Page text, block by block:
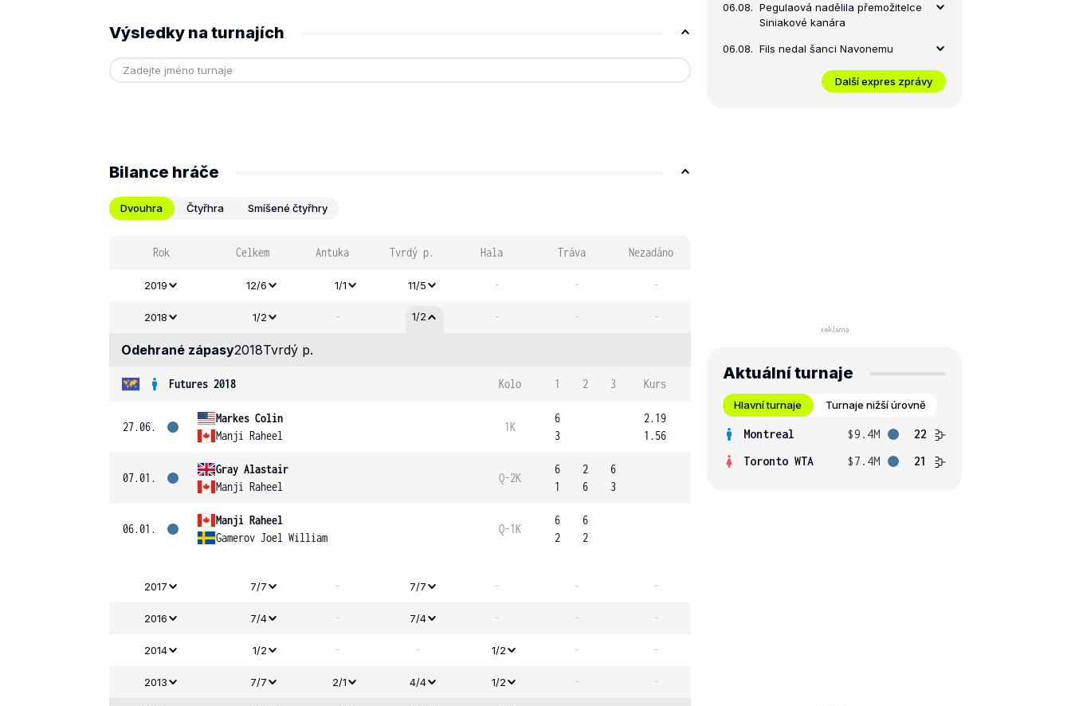
Výsledky na turnajích
Bilance hráče
Dvouhra Čtyřhra Smíšené čtyřhry
Rok Celkem Antuka Tvrdý p. Hala Tráva Nezadáno
2019 12/6 1/1 11/5 - - -
2018 1/2 - 1/2 - - -
Odehrané zápasy2018Tvrdý p.
Futures 2018 Kolo 1 2 3 Kurs
27.06.
Markes Colin
Manji Raheel
1K
6
3
2.19
1.56
07.01.
Gray Alastair
Manji Raheel
Q-2K
6
1
2
6
6
3
06.01.
Manji Raheel
Gamerov Joel William
Q-1K
6
2
6
2
2017 7/7 - 7/7 - - -
2016 7/4 - 7/4 - - -
2014 1/2 - - 1/2 - -
2013 7/7 2/1 4/4 1/2 - -
06.08. Pegulaová nadělila přemožitelce
Siniakové kanára
06.08. Fils nedal šanci Navonemu
Další expres zprávy
Aktuální turnaje
Hlavní turnaje Turnaje nižší úrovně
Montreal $9.4M
22
Toronto WTA
$7.4M 21